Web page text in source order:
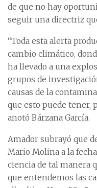
de que no hay
seguir una directriz
“Toda esta alerta
cambio climático,
ha llevado a una
grupos de
causas de la
que esto puede tener,
anotó Bárzana García.
Amador subrayó que
Mario Molina a la
ciencia de tal manera
que entendemos las